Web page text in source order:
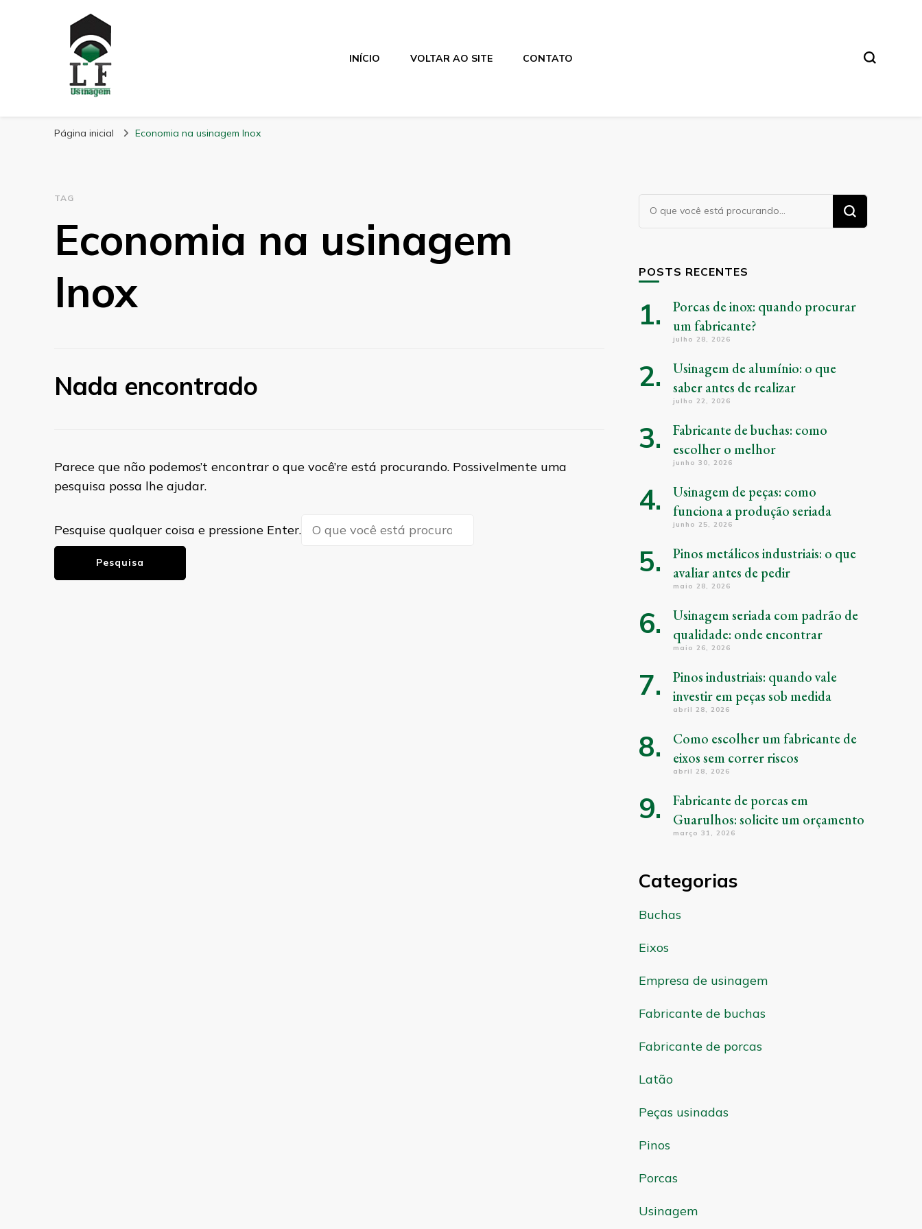
LF Usinagem
INÍCIO VOLTAR AO SITE CONTATO
Página inicial Economia na usinagem Inox
TAG
Economia na usinagem
Inox
Nada encontrado
Parece que não podemos’t encontrar o que você’re está procurando. Possivelmente uma
pesquisa possa lhe ajudar.
Procurando
algo?
Pesquise qualquer coisa e pressione Enter.
Procurando
algo?
POSTS RECENTES
Porcas de inox: quando procurar
um fabricante?
julho 28, 2026
Usinagem de alumínio: o que
saber antes de realizar
julho 22, 2026
Fabricante de buchas: como
escolher o melhor
junho 30, 2026
Usinagem de peças: como
funciona a produção seriada
junho 25, 2026
Pinos metálicos industriais: o que
avaliar antes de pedir
maio 28, 2026
Usinagem seriada com padrão de
qualidade: onde encontrar
maio 26, 2026
Pinos industriais: quando vale
investir em peças sob medida
abril 28, 2026
Como escolher um fabricante de
eixos sem correr riscos
abril 28, 2026
Fabricante de porcas em
Guarulhos: solicite um orçamento
março 31, 2026
Categorias
Buchas
Eixos
Empresa de usinagem
Fabricante de buchas
Fabricante de porcas
Latão
Peças usinadas
Pinos
Porcas
Usinagem